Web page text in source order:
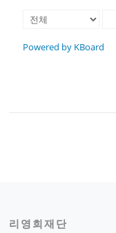
Powered by KBoard
리영희재단